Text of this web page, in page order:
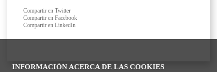
INFORMACIÓN ACERCA DE LAS COOKIES
Compartir en Twitter
Compartir en Facebook
Compartir en LinkedIn